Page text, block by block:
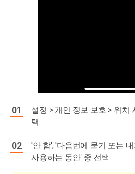
설정 > 개인 정보 보호 > 위치
택
'안 함', '다음번에 묻기 또는
사용하는 동안' 중 선택